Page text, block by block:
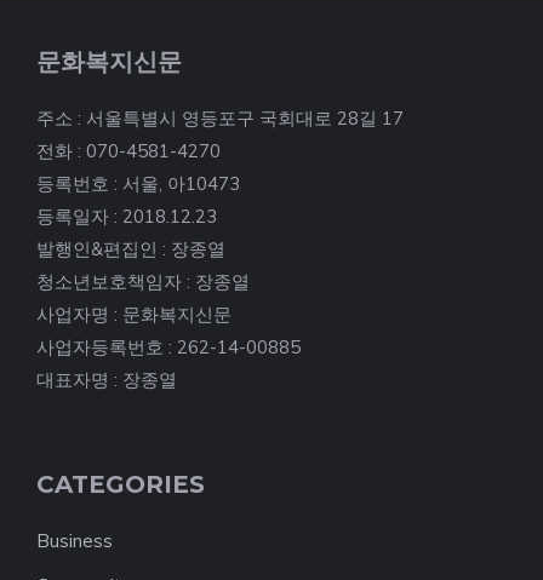
문화복지신문
주소 : 서울특별시 영등포구 국회대로 28길 17
전화 : 070-4581-4270
등록번호 : 서울, 아10473
등록일자 : 2018.12.23
발행인&편집인 : 장종열
청소년보호책임자 : 장종열
사업자명 : 문화복지신문
사업자등록번호 : 262-14-00885
대표자명 : 장종열
CATEGORIES
Business